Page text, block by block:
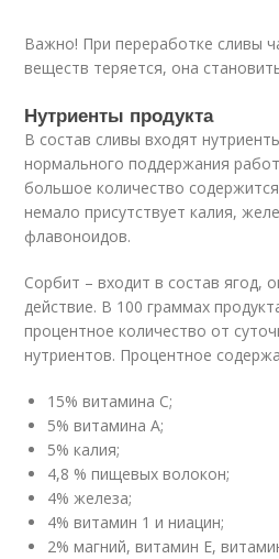
Важно! При переработке сливы
веществ теряется, она
Нутриенты продукта
В состав сливы входят
нормального поддержания
большое количество
немало присутствует калия,
флавоноидов.
Сорбит – входит в состав ягод,
действие. В 100 граммах
процентное количество от
нутриентов. Процентное
15% витамина С;
5% витамина А;
5% калия;
4,8 % пищевых волокон;
4% железа;
4% витамин 1 и ниацин;
2% магний, витамин Е,